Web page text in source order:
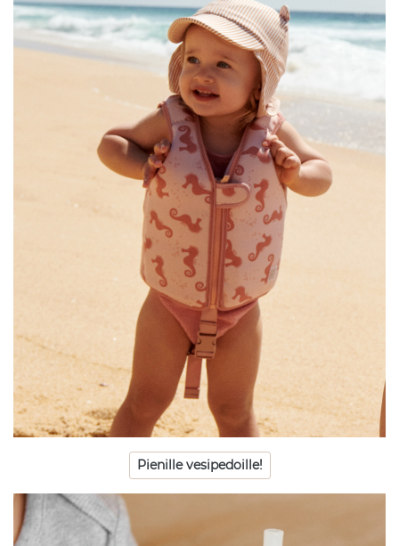
Pienille vesipedoille!